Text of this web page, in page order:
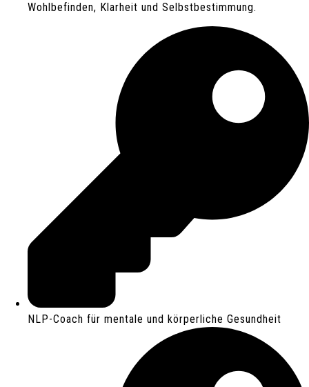
Wohlbefinden, Klarheit und Selbstbestimmung.
NLP-Coach für mentale und körperliche Gesundheit